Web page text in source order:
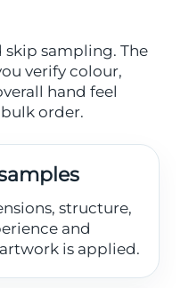
skip sampling. The
verify colour,
hand feel
order.
structure,
and
is applied.